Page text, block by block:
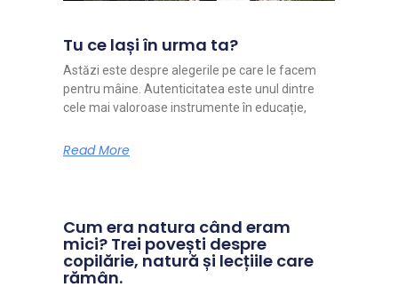
Tu ce lași în urma ta?
Astăzi este despre alegerile pe care le facem
pentru mâine. Autenticitatea este unul dintre
cele mai valoroase instrumente în educație,
Read More
Cum era natura când eram
mici? Trei povești despre
copilărie, natură și lecțiile care
rămân.